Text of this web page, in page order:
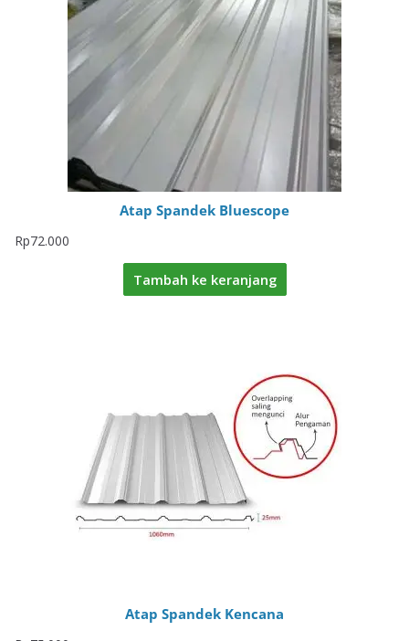
Atap Spandek Bluescope
Rp72.000
Tambah ke keranjang
Atap Spandek Kencana